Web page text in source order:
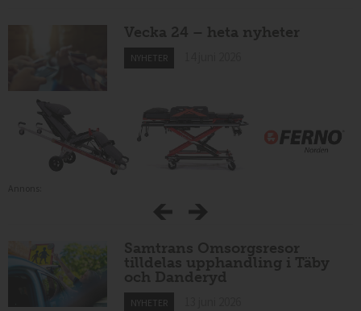
Vecka 24 – heta nyheter
NYHETER
Samtrans Omsorgsresor
tilldelas upphandling i Täby
och Danderyd
NYHETER